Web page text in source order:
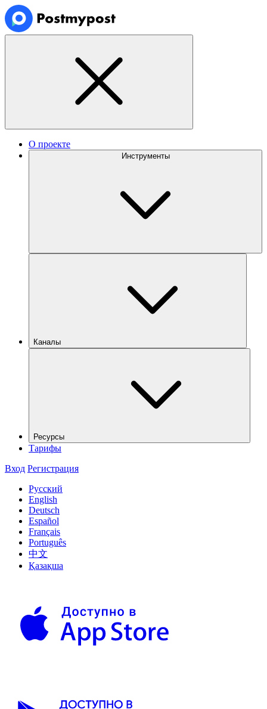
О проекте
Инструменты
Каналы
Ресурсы
Тарифы
Вход Регистрация
Русский
English
Deutsch
Español
Français
Português
中文
Қазақша